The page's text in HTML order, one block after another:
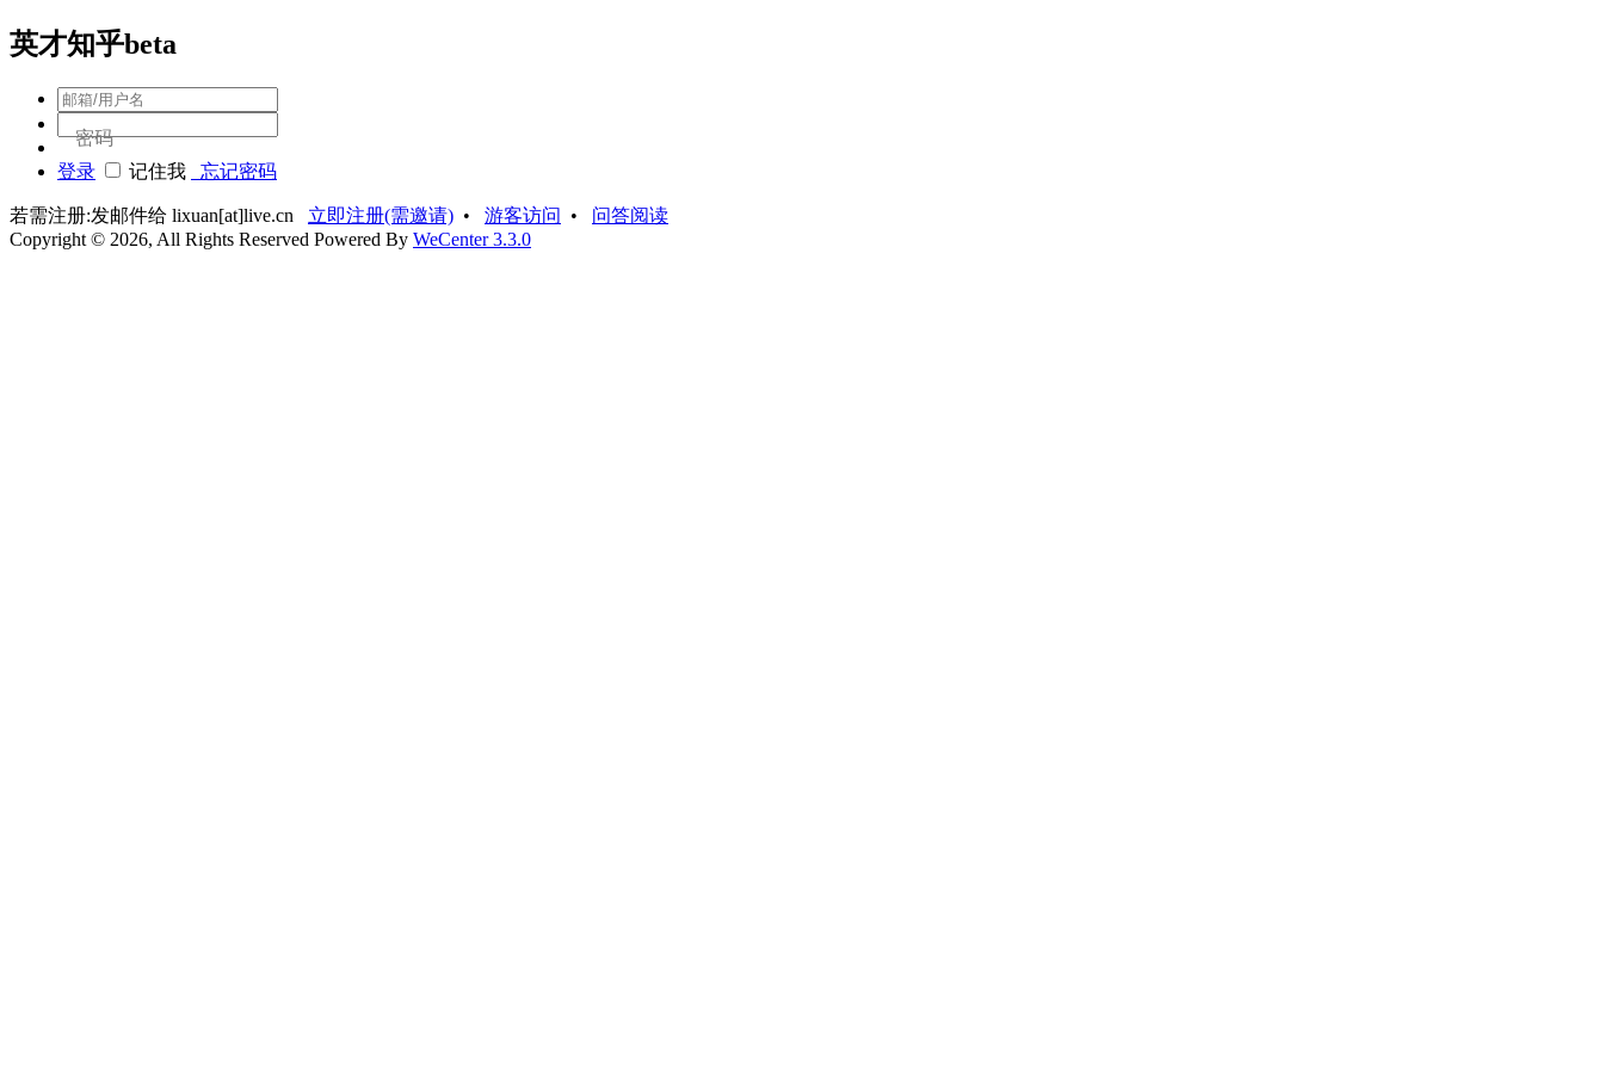
英才知乎beta
密码
登录
记住我 忘记密码
若需注册:发邮件给 lixuan[at]live.cn 立即注册(需邀请) • 游客访问 • 问答阅读
Copyright © 2026, All Rights Reserved Powered By WeCenter 3.3.0